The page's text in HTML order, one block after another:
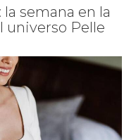
la semana en la
universo Pelle